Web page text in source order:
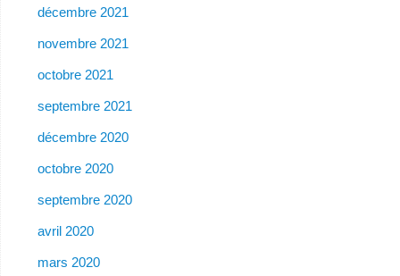
décembre 2021
novembre 2021
octobre 2021
septembre 2021
décembre 2020
octobre 2020
septembre 2020
avril 2020
mars 2020